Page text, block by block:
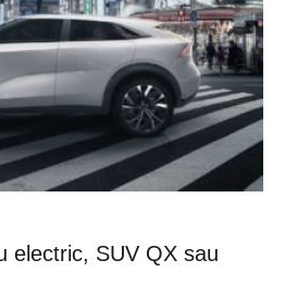
electric, SUV QX sau